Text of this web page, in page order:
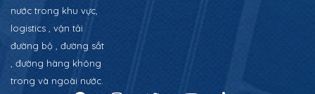
nước trong khu vực,
logistics , vận tải
đường bộ , đường sắt
, đường hàng không
trong và ngoài nước.